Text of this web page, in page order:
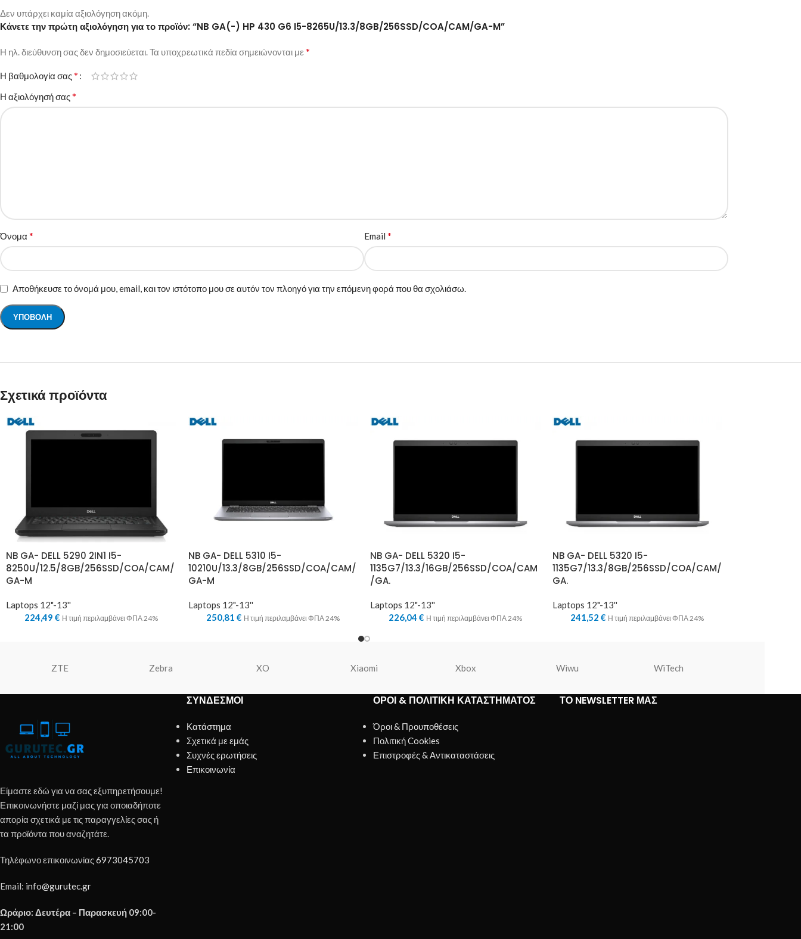
Δεν υπάρχει καμία αξιολόγηση ακόμη.
Κάνετε την πρώτη αξιολόγηση για το προϊόν: “NB GA(-) HP 430 G6 I5-8265U/13.3/8GB/256SSD/COA/CAM/GA-M”
Η ηλ. διεύθυνση σας δεν δημοσιεύεται.Τα υποχρεωτικά πεδία σημειώνονται με *
Η βαθμολογία σας*
Η αξιολόγησή σας*
Όνομα * Email *
Αποθήκευσε το όνομά μου, email, και τον ιστότοπο μου σε αυτόν τον πλοηγό για την επόμενη φορά που θα σχολιάσω.
Σχετικά προϊόντα
NB GA- DELL 5290 2IN1 I5-
8250U/12.5/8GB/256SSD/COA/CAM/
GA-M
Laptops 12"-13''
224,49 € Η τιμή περιλαμβάνει ΦΠΑ 24%
NB GA- DELL 5310 I5-
10210U/13.3/8GB/256SSD/COA/CAM/
GA-M
Laptops 12"-13''
250,81€ Η τιμή περιλαμβάνει ΦΠΑ 24%
NB GA- DELL 5320 I5-
1135G7/13.3/16GB/256SSD/COA/CAM
/GA.
Laptops 12"-13''
226,04 € Η τιμή περιλαμβάνει ΦΠΑ 24%
NB GA- DELL 5320 I5-
1135G7/13.3/8GB/256SSD/COA/CAM/
GA.
Laptops 12"-13''
241,52€ Η τιμή περιλαμβάνει ΦΠΑ 24%
ZTE Zebra XO Xiaomi Xbox Wiwu WiTech
Είμαστε εδώ για να σας εξυπηρετήσουμε!
Επικοινωνήστε μαζί μας για οποιαδήποτε
απορία σχετικά με τις παραγγελίες σας ή
τα προϊόντα που αναζητάτε.
Τηλέφωνο επικοινωνίας6973045703
Email: info@gurutec.gr
Ωράριο: Δευτέρα – Παρασκευή 09:00-
21:00
ΣΎΝΔΕΣΜΟΙ
Κατάστημα
Σχετικά με εμάς
Συχνές ερωτήσεις
Επικοινωνία
ΌΡΟΙ & ΠΟΛΙΤΙΚΉ ΚΑΤΑΣΤΉΜΑΤΟΣ
Όροι & Προυποθέσεις
Πολιτική Cookies
Επιστροφές & Αντικαταστάσεις
ΤΟ NEWSLETTER ΜΑΣ